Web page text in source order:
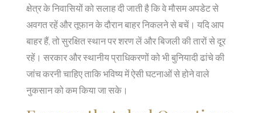
क्षेत्र के निवासियों को सलाह दी जाती है कि वे मौसम अपडेट से
अवगत रहें और तूफान के दौरान बाहर निकलने से बचें। यदि आप
बाहर हैं, तो सुरक्षित स्थान पर शरण लें और बिजली की तारों से दूर
रहें। सरकार और स्थानीय प्राधिकरणों को भी बुनियादी ढांचे की
जांच करनी चाहिए ताकि भविष्य में ऐसी घटनाओं से होने वाले
नुकसान को कम किया जा सके।